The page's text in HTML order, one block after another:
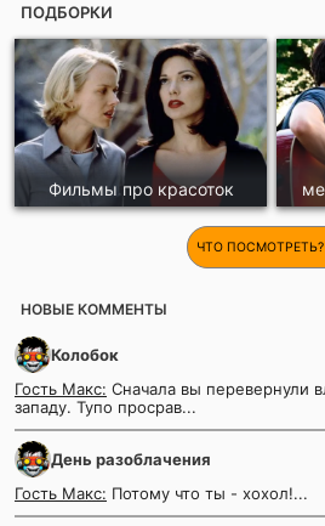
ПОДБОРКИ
Фильмы про красоток
ЧТО ПОСМОТРЕТЬ?
НОВЫЕ КОММЕНТЫ
Колобок
Гость Макс: Сначала вы перевернули
западу. Тупо просрав...
День разоблачения
Гость Макс: Потому что ты - хохол!...